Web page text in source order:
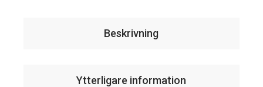
Beskrivning
Ytterligare information